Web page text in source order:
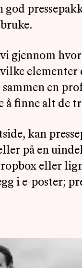
god
gjennom
elementer
en
å finne alt de
kan
på en
eller
i e-poster;